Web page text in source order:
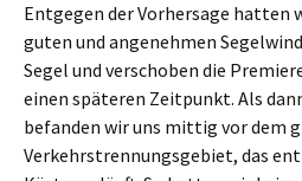
Entgegen der Vorhersage hatten
guten und angenehmen
Segel und verschoben die
einen späteren Zeitpunkt. Als
befanden wir uns mittig vor dem
Verkehrstrennungsgebiet, das